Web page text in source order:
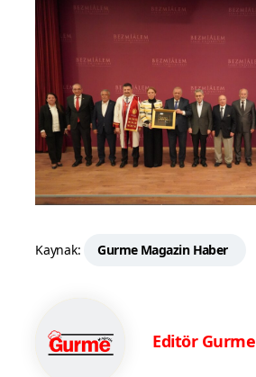
Kaynak: Gurme Magazin Haber
Editör Gurme